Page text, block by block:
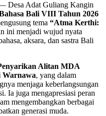
Desa Adat Guliang Kangin
Bali VIII Tahun 2026
tema “Atma Kerthi:
ini menjadi wujud nyata
aksara, dan sastra Bali
Alitan MDA
Warnawa, yang dalam
menjaga keberlangsungan
Ia juga mengapresiasi peran
mengembangkan berbagai
generasi muda.